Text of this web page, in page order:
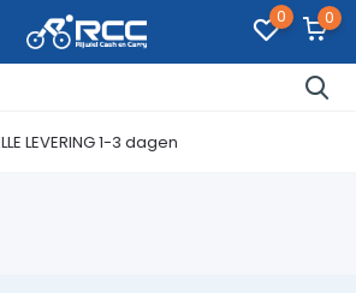
0 0
WAANZINNIGE FIETSDEALS